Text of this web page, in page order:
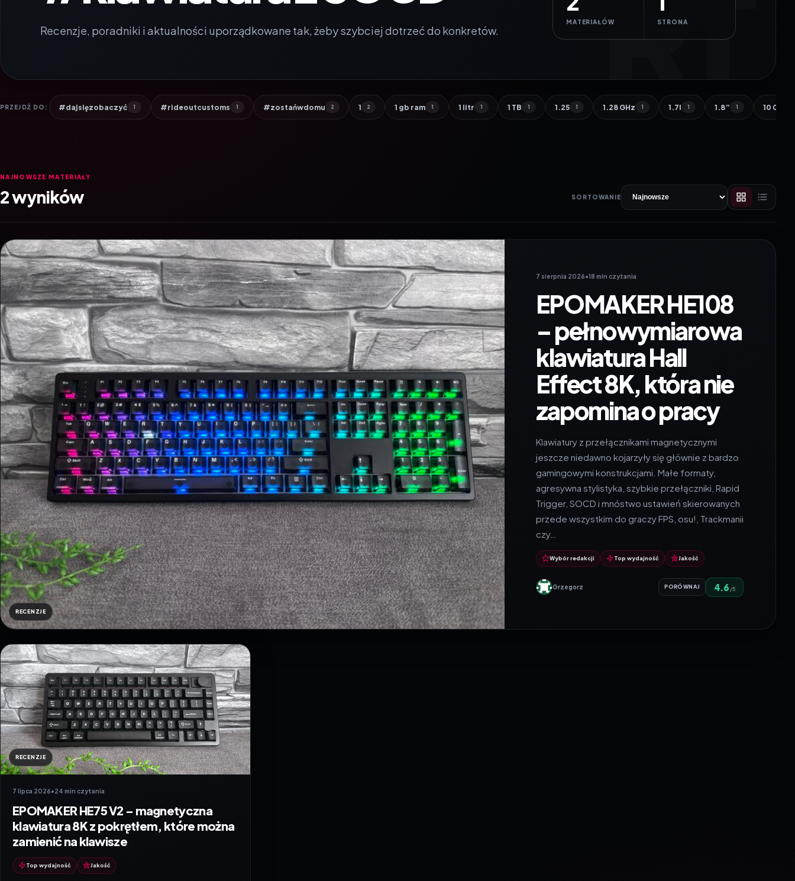
Recenzje, poradniki i aktualności uporządkowane tak, żeby szybciej dotrzeć do konkretów.
MATERIAŁÓW STRONA
PRZEJDŹ DO: #dajsięzobaczyć 1 #rideoutcustoms 1 #zostańwdomu 2 1 2 1 gb ram 1 1 litr 1 1 TB 1 1.25 1 1.28 GHz 1 1.7l 1 1.8” 1 10 000
NAJNOWSZE MATERIAŁY
2 wyników SORTOWANIE
RECENZJE
7 sierpnia 2026•18 min czytania
EPOMAKER HE108
– pełnowymiarowa
klawiatura Hall
Effect 8K, która nie
zapomina o pracy
Klawiatury z przełącznikami magnetycznymi
jeszcze niedawno kojarzyły się głównie z bardzo
gamingowymi konstrukcjami. Małe formaty,
agresywna stylistyka, szybkie przełączniki, Rapid
Trigger, SOCD i mnóstwo ustawień skierowanych
przede wszystkim do graczy FPS, osu!, Trackmanii
czy…
Wybór redakcji Top wydajność Jakość
Grzegorz PORÓWNAJ 4.6 /5
RECENZJE
7 lipca 2026•24 min czytania
EPOMAKER HE75 V2 – magnetyczna
klawiatura 8K z pokrętłem, które można
zamienić na klawisze
Top wydajność Jakość